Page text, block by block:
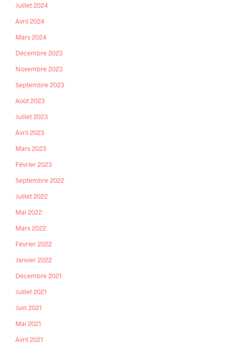
Juillet 2024
Avril 2024
Mars 2024
Décembre 2023
Novembre 2023
Septembre 2023
Août 2023
Juillet 2023
Avril 2023
Mars 2023
Février 2023
Septembre 2022
Juillet 2022
Mai 2022
Mars 2022
Février 2022
Janvier 2022
Décembre 2021
Juillet 2021
Juin 2021
Mai 2021
Avril 2021